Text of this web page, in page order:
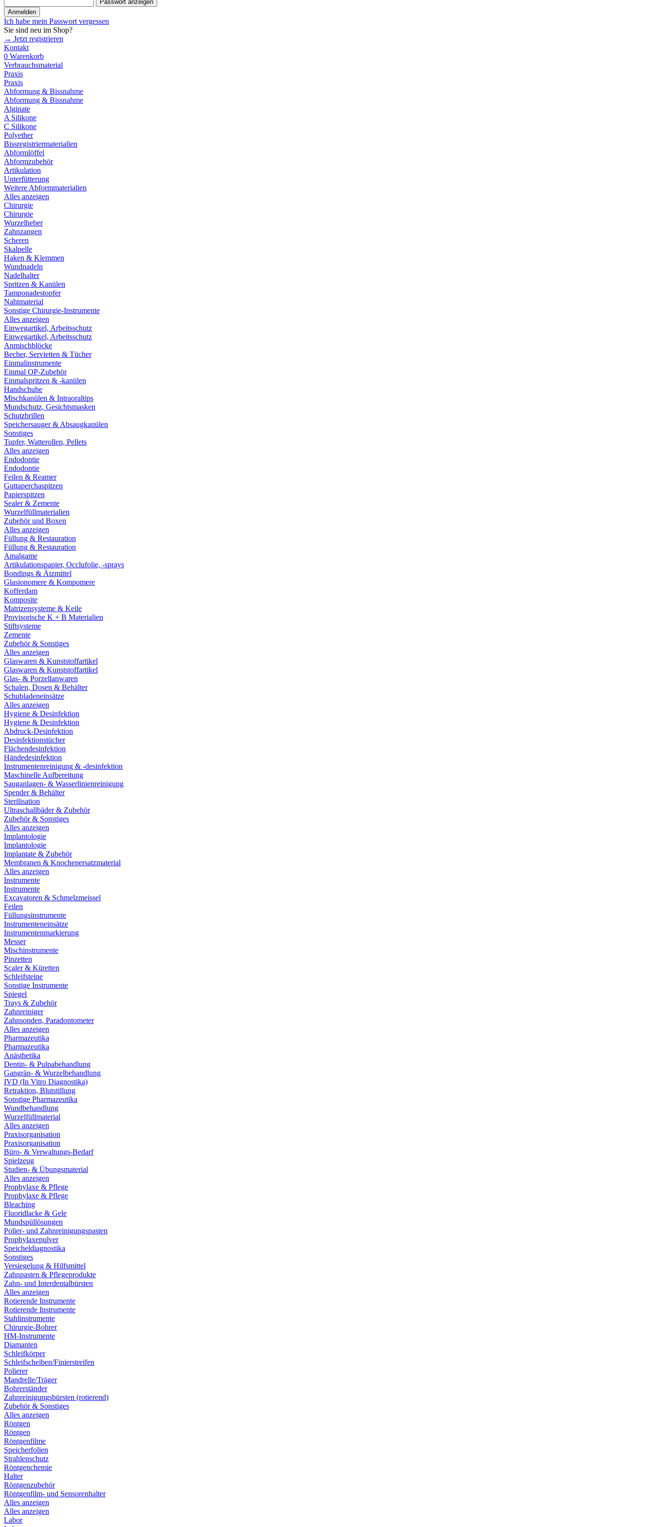
Passwort anzeigen
Anmelden
Ich habe mein Passwort vergessen
Sie sind neu im Shop?
→ Jetzt registrieren
Kontakt
0 Warenkorb
Verbrauchsmaterial
Praxis
Praxis
Abformung & Bissnahme
Abformung & Bissnahme
Alginate
A Silikone
C Silikone
Polyether
Bissregistriermaterialien
Abformlöffel
Abformzubehör
Artikulation
Unterfütterung
Weitere Abformmaterialien
Alles anzeigen
Chirurgie
Chirurgie
Wurzelheber
Zahnzangen
Scheren
Skalpelle
Haken & Klemmen
Wundnadeln
Nadelhalter
Spritzen & Kanülen
Tamponadestopfer
Nahtmaterial
Sonstige Chirurgie-Instrumente
Alles anzeigen
Einwegartikel, Arbeitsschutz
Einwegartikel, Arbeitsschutz
Anmischblöcke
Becher, Servietten & Tücher
Einmalinstrumente
Einmal OP-Zubehör
Einmalspritzen & -kanülen
Handschuhe
Mischkanülen & Intraoraltips
Mundschutz, Gesichtsmasken
Schutzbrillen
Speichersauger & Absaugkanülen
Sonstiges
Tupfer, Watterollen, Pellets
Alles anzeigen
Endodontie
Endodontie
Feilen & Reamer
Guttaperchaspitzen
Papierspitzen
Sealer & Zemente
Wurzelfüllmaterialien
Zubehör und Boxen
Alles anzeigen
Füllung & Restauration
Füllung & Restauration
Amalgame
Artikulationspapier, Occlufolie, -sprays
Bondings & Ätzmittel
Glasionomere & Kompomere
Kofferdam
Komposite
Matrizensysteme & Keile
Provisorische K + B Materialien
Stiftsysteme
Zemente
Zubehör & Sonstiges
Alles anzeigen
Glaswaren & Kunststoffartikel
Glaswaren & Kunststoffartikel
Glas- & Porzellanwaren
Schalen, Dosen & Behälter
Schubladeneinsätze
Alles anzeigen
Hygiene & Desinfektion
Hygiene & Desinfektion
Abdruck-Desinfektion
Desinfektionstücher
Flächendesinfektion
Händedesinfektion
Instrumentenreinigung & -desinfektion
Maschinelle Aufbereitung
Sauganlagen- & Wasserlinienreinigung
Spender & Behälter
Sterilisation
Ultraschallbäder & Zubehör
Zubehör & Sonstiges
Alles anzeigen
Implantologie
Implantologie
Implantate & Zubehör
Membranen & Knochenersatzmaterial
Alles anzeigen
Instrumente
Instrumente
Excavatoren & Schmelzmeissel
Feilen
Füllungsinstrumente
Instrumenteneinsätze
Instrumentenmarkierung
Messer
Mischinstrumente
Pinzetten
Scaler & Küretten
Schleifsteine
Sonstige Instrumente
Spiegel
Trays & Zubehör
Zahnreiniger
Zahnsonden, Paradontometer
Alles anzeigen
Pharmazeutika
Pharmazeutika
Anästhetika
Dentin- & Pulpabehandlung
Gangrän- & Wurzelbehandlung
IVD (In Vitro Diagnostika)
Retraktion, Blutstillung
Sonstige Pharmazeutika
Wundbehandlung
Wurzelfüllmaterial
Alles anzeigen
Praxisorganisation
Praxisorganisation
Büro- & Verwaltungs-Bedarf
Spielzeug
Studien- & Übungsmaterial
Alles anzeigen
Prophylaxe & Pflege
Prophylaxe & Pflege
Bleaching
Fluoridlacke & Gele
Mundspüllösungen
Polier- und Zahnreinigungspasten
Prophylaxepulver
Speicheldiagnostika
Sonstiges
Versiegelung & Hilfsmittel
Zahnpasten & Pflegeprodukte
Zahn- und Interdentalbürsten
Alles anzeigen
Rotierende Instrumente
Rotierende Instrumente
Stahlinstrumente
Chirurgie-Bohrer
HM-Instrumente
Diamanten
Schleifkörper
Schleifscheiben/Finierstreifen
Polierer
Mandrelle/Träger
Bohrerständer
Zahnreinigungsbürsten (rotierend)
Zubehör & Sonstiges
Alles anzeigen
Röntgen
Röntgen
Röntgenfilme
Speicherfolien
Strahlenschutz
Röntgenchemie
Halter
Röntgenzubehör
Röntgenfilm- und Sensorenhalter
Alles anzeigen
Alles anzeigen
Labor